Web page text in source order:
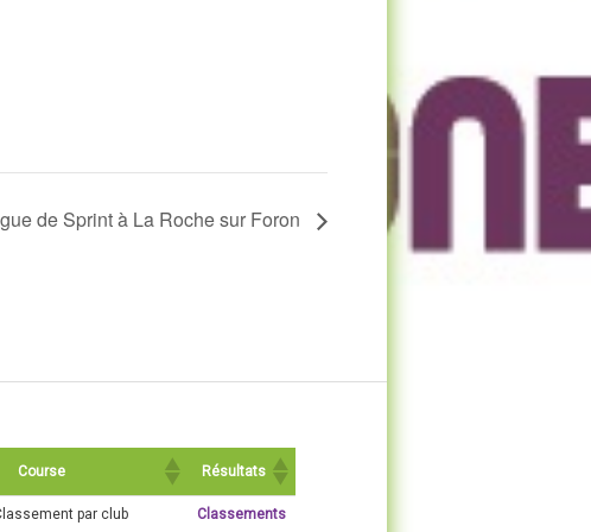
de Sprint à La Roche sur Foron
Course Résultats
par club
Classements